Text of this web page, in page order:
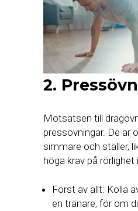
2.
Motsatsen till
pressövningar. De är
simmare och ställer,
höga krav på rörlighet
Först av allt: Kolla
en tränare, för om